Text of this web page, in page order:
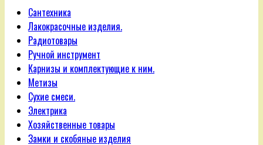
Сантехника
Лакокрасочные изделия.
Радиотовары
Ручной инструмент
Карнизы и комплектующие к ним.
Метизы
Сухие смеси.
Электрика
Хозяйственные товары
Замки и скобяные изделия